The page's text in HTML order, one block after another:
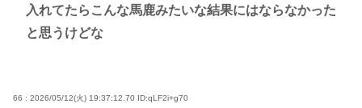
入れてたらこんな馬鹿みたいな結果にはならなかった
と思うけどな
66 : 2026/05/12(火) 19:37:12.70 ID:qLF2i+g70